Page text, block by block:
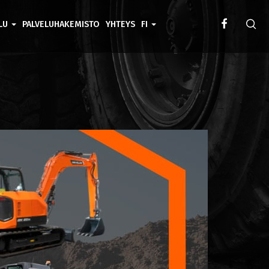
PALVELUHAKEMISTO YHTEYS FI